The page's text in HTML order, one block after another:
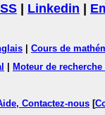
Linkedin
Cours de
Moteur de
Contactez-nous [